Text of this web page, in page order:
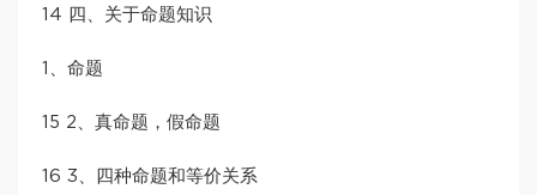
14 四、关于命题知识
1、命题
15 2、真命题，假命题
16 3、四种命题和等价关系